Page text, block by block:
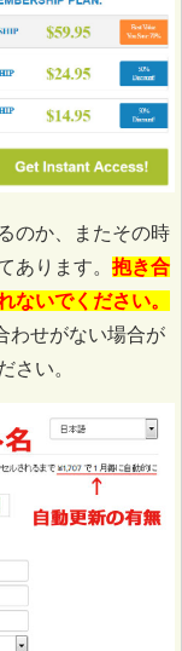
のか、またその時
あります。 抱き合
ないでください。
わせがない場合が
さい。